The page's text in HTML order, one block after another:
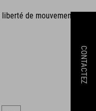
de mouvement
CONTACTEZ